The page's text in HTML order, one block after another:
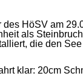
HöSV am
als
die den
klar: 20cm